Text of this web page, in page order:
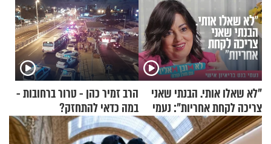
"לא שאלו אותי. הבנתי שאני
צריכה לקחת אחריות": נעמי
בנט בריאיון אישי
הרב זמיר כהן - טרור ברחובות -
במה כדאי להתחזק?